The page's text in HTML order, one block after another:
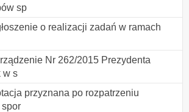
sp
o realizacji zadań w ramach
Nr 262/2015 Prezydenta
w s
przyznana po rozpatrzeniu